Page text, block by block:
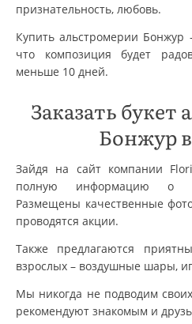
признательность, любовь.
Купить альстромерии
что композиция будет
меньше 10 дней.
Заказать букет
Бонжур
Зайдя на сайт компании
полную информацию о
Размещены качественные
проводятся акции.
Также предлагаются
взрослых – воздушные шары,
Мы никогда не подводим
рекомендуют знакомым и